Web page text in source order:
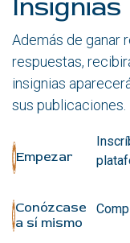
Insignias
Además de ganar
respuestas,
insignias
sus publicaciones.
Empezar
Conózcase
a sí mismo